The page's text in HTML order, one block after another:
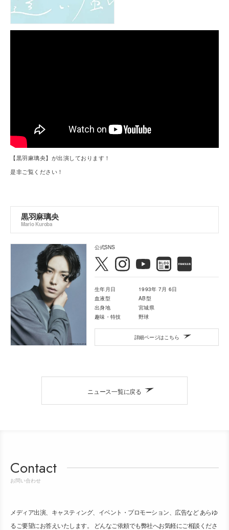
【黒羽麻璃央】が出演しております！
是非ご覧ください！
黒羽麻璃央
Mario Kuroba
公式SNS
生年月日
1993年 7月 6日
血液型
AB型
出身地
宮城県
趣味・特技
野球
詳細ページはこちら
ニュース一覧に戻る
Contact
お問い合わせ
メディア出演、キャスティング、イベント・プロモーション、広告など あらゆ
るご要望にお答えいたします。 どんなご依頼でも弊社へお気軽にご相談くださ